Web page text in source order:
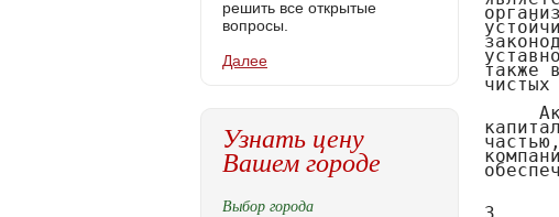
решить все открытые
вопросы.
Далее
Узнать цену
Вашем городе
Выбор города